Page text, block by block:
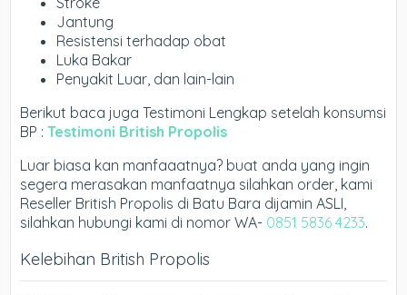
Jantung
Resistensi terhadap obat
Luka Bakar
Penyakit Luar, dan lain-lain
Berikut baca juga Testimoni Lengkap setelah konsumsi
BP :Testimoni British Propolis
Luar biasa kan manfaaatnya? buat anda yang ingin
segera merasakan manfaatnya silahkan order, kami
Reseller British Propolis di Batu Bara dijamin ASLI,
silahkan hubungi kami di nomor WA- 0851 5836 4233.
Kelebihan British Propolis